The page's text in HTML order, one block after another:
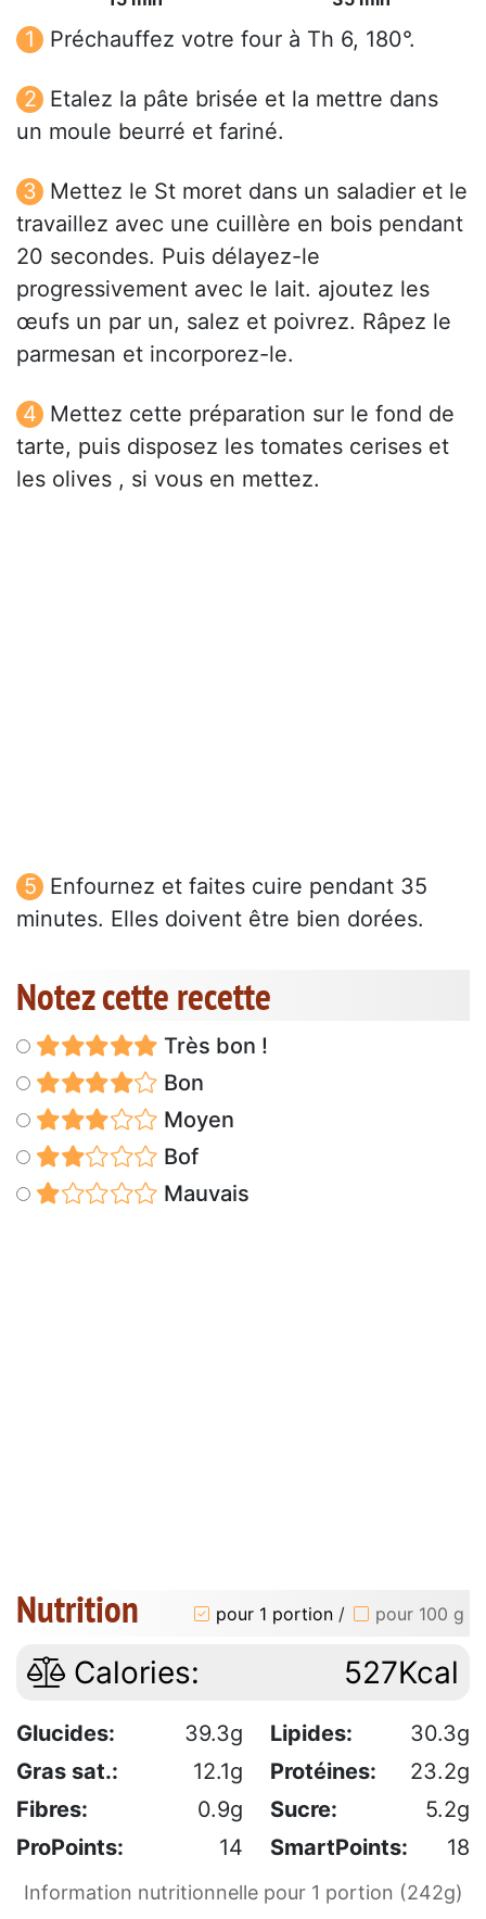
Préchauffez votre four à Th 6, 180°.
Etalez la pâte brisée et la mettre dans
un moule beurré et fariné.
Mettez le St moret dans un saladier et le
travaillez avec une cuillère en bois pendant
20 secondes. Puis délayez-le
progressivement avec le lait. ajoutez les
œufs un par un, salez et poivrez. Râpez le
parmesan et incorporez-le.
Mettez cette préparation sur le fond de
tarte, puis disposez les tomates cerises et
les olives , si vous en mettez.
Enfournez et faites cuire pendant 35
minutes. Elles doivent être bien dorées.
Notez cette recette
Très bon !
Bon
Moyen
Bof
Mauvais
Nutrition pour 1 portion / pour 100 g
Calories: 527Kcal
Glucides: 39.3g Lipides:
30.3g
Gras sat.:
12.1g Protéines:
23.2g
Fibres:
0.9g Sucre:
5.2g
ProPoints:
14 SmartPoints: 18
Information nutritionnelle pour 1 portion (242g)